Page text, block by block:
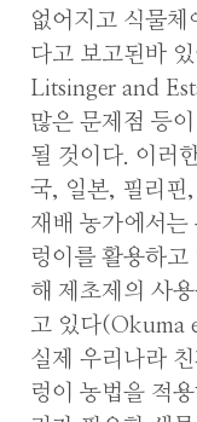
없어지고 식물체
다고 보고된바
Litsinger and
많은 문제점 등
될 것이다. 이러
국, 일본, 필리핀
재배 농가에서는
렁이를 활용하
해 제초제의 사
고 있다(Okuma
실제 우리나라
렁이 농법을 적